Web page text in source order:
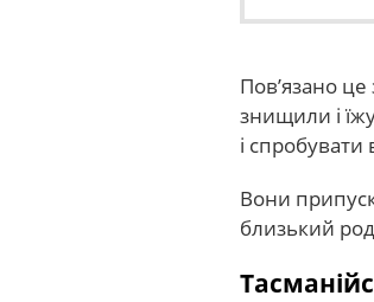
Пов’язано
знищили і
і
Вони
близький